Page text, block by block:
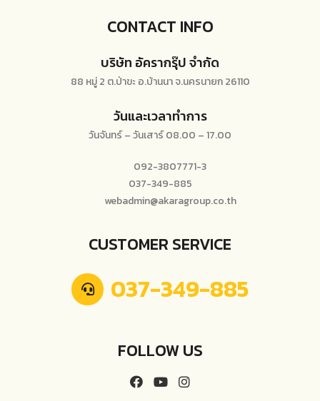
CONTACT INFO
บริษัท อัครากรุ๊ป จำกัด
88 หมู่ 2 ต.ป่าขะ อ.บ้านนา จ.นครนายก 26110
วันและเวลาทำการ
วันจันทร์ – วันเสาร์ 08.00 – 17.00
092-3807771-3
037-349-885
webadmin@akaragroup.co.th
CUSTOMER SERVICE
037-349-885
FOLLOW US